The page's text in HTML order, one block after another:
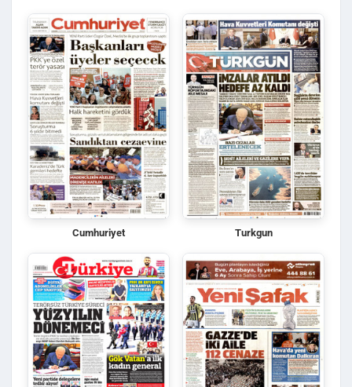
Cumhuriyet Turkgun